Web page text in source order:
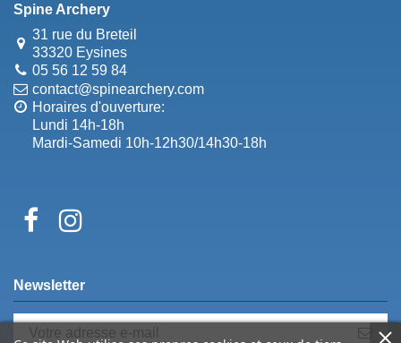
Spine Archery
31 rue du Breteil
33320 Eysines
05 56 12 59 84
contact@spinearchery.com
Horaires d'ouverture:
Lundi 14h-18h
Mardi-Samedi 10h-12h30/14h30-18h
Newsletter